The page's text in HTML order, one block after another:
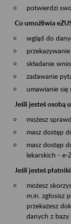
potwierdzi
Co umożliwia
wgląd do
składanie
zadawanie
umawianie
Jeśli jesteś osobą
możesz
masz dostęp
masz dostęp
lekarskich - e-
Jeśli jesteś
możesz
m.in. zgłosisz
przekażesz
danych z bazy